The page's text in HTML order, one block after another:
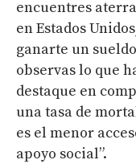
encuentres
en Estados
ganarte un
observas lo que
destaque en
una tasa de
es el menor
apoyo social”.